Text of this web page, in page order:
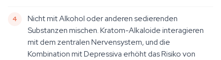
Nicht mit Alkohol oder anderen sedierenden
Substanzen mischen. Kratom-Alkaloide interagieren
mit dem zentralen Nervensystem, und die
Kombination mit Depressiva erhöht das Risiko von